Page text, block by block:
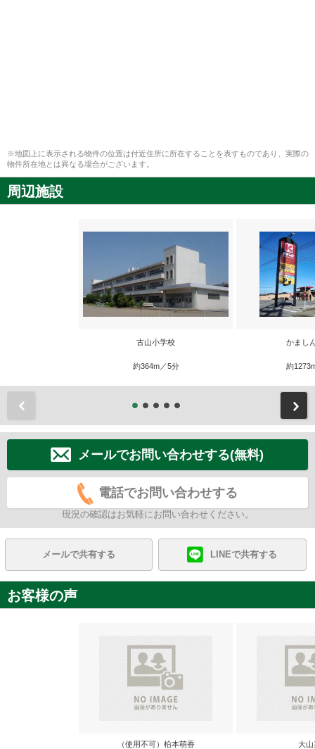
※地図上に表示される物件の位置は付近住所に所在することを表すものであり、実際の
物件所在地とは異なる場合がございます。
周辺施設
古山小学校
約364m／5分
かまし
約
メールでお問い合わせする(無料)
電話でお問い合わせする
現況の確認はお気軽にお問い合わせください。
メールで共有する LINEで共有する
お客様の声
（使用不可）柗本萌香 大山